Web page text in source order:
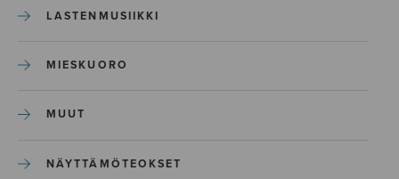
LASTENMUSIIKKI
MIESKUORO
MUUT
NÄYTTÄMÖTEOKSET